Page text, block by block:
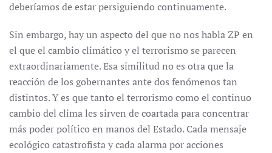
deberíamos de estar persiguiendo continuamente.
Sin embargo, hay un aspecto del que no nos habla ZP en
el que el cambio climático y el terrorismo se parecen
extraordinariamente. Esa similitud no es otra que la
reacción de los gobernantes ante dos fenómenos tan
distintos. Y es que tanto el terrorismo como el continuo
cambio del clima les sirven de coartada para concentrar
más poder político en manos del Estado. Cada mensaje
ecológico catastrofista y cada alarma por acciones